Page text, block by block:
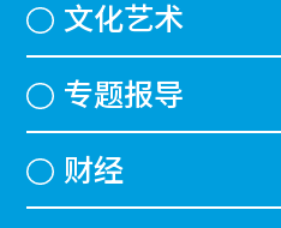
文化艺术
专题报导
财经